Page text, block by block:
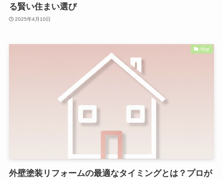
る賢い住まい選び
2025年4月10日
blog
外壁塗装リフォームの最適なタイミングとは？プロが